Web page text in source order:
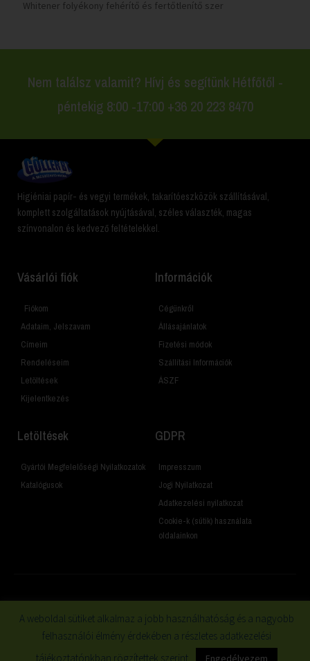
Whitener folyékony fehérítő és fertőtlenítő szer
Nem találsz valamit? Hívj és segítünk Hétfőtől -
péntekig 8:00 -17:00 +36 20 223 8470
Higiéniai papír- és vegyi termékek, takarítóeszközök szállításával,
komplett szolgáltatások nyújtásával, széles választék, magas
színvonalon és kedvező feltételekkel.
Vásárlói fiók
Fiókom
Adataim, Jelszavam
Címeim
Rendeléseim
Letöltések
Kijelentkezés
Információk
Cégünkről
Állásajánlatok
Fizetési módok
Szállítási Információk
ÁSZF
Letöltések
Gyártói Megfelelőségi Nyilatkozatok
Katalógusok
GDPR
Impresszum
Jogi Nyilatkozat
Adatkezelési nyilatkozat
Cookie-k (sütik) használata
oldalainkon
A weboldal sütiket alkalmaz a jobb használhatóság és a nagyobb
felhasználói élmény érdekében a részletes adatkezelési
tájékoztatónkban rögzítettek szerint.
Engedélyezem